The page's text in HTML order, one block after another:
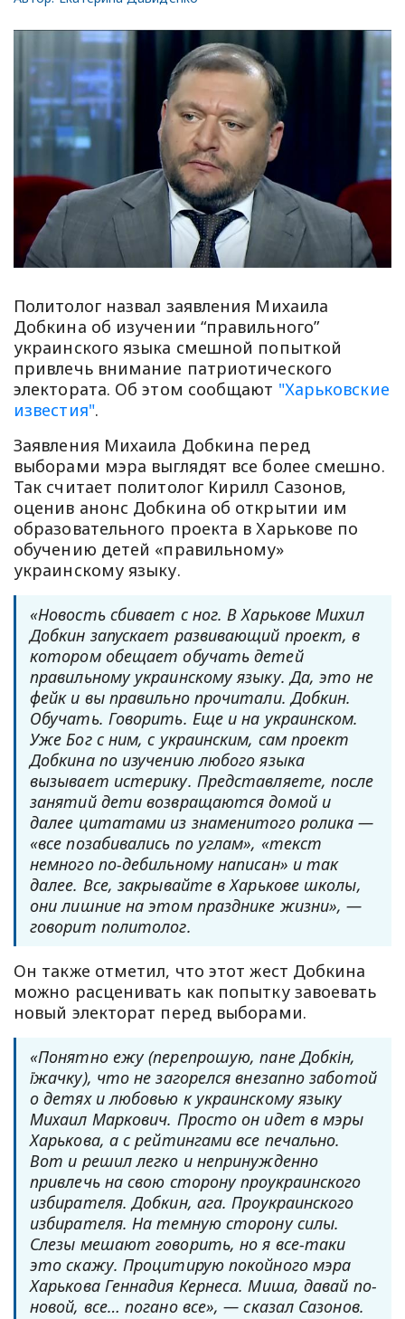
Политолог назвал заявления Михаила
Добкина об изучении “правильного”
украинского языка смешной попыткой
привлечь внимание патриотического
электората. Об этом сообщают "Харьковские
известия".
Заявления Михаила Добкина перед
выборами мэра выглядят все более смешно.
Так считает политолог Кирилл Сазонов,
оценив анонс Добкина об открытии им
образовательного проекта в Харькове по
обучению детей «правильному»
украинскому языку.
«Новость сбивает с ног. В Харькове Михил
Добкин запускает развивающий проект, в
котором обещает обучать детей
правильному украинскому языку. Да, это не
фейк и вы правильно прочитали. Добкин.
Обучать. Говорить. Еще и на украинском.
Уже Бог с ним, с украинским, сам проект
Добкина по изучению любого языка
вызывает истерику. Представляете, после
занятий дети возвращаются домой и
далее цитатами из знаменитого ролика —
«все позабивались по углам», «текст
немного по-дебильному написан» и так
далее. Все, закрывайте в Харькове школы,
они лишние на этом празднике жизни», —
говорит политолог.
Он также отметил, что этот жест Добкина
можно расценивать как попытку завоевать
новый электорат перед выборами.
«Понятно ежу (перепрошую, пане Добкін,
їжачку), что не загорелся внезапно заботой
о детях и любовью к украинскому языку
Михаил Маркович. Просто он идет в мэры
Харькова, а с рейтингами все печально.
Вот и решил легко и непринужденно
привлечь на свою сторону проукраинского
избирателя. Добкин, ага. Проукраинского
избирателя. На темную сторону силы.
Слезы мешают говорить, но я все-таки
это скажу. Процитирую покойного мэра
Харькова Геннадия Кернеса. Миша, давай по-
новой, все… погано все», — сказал Сазонов.